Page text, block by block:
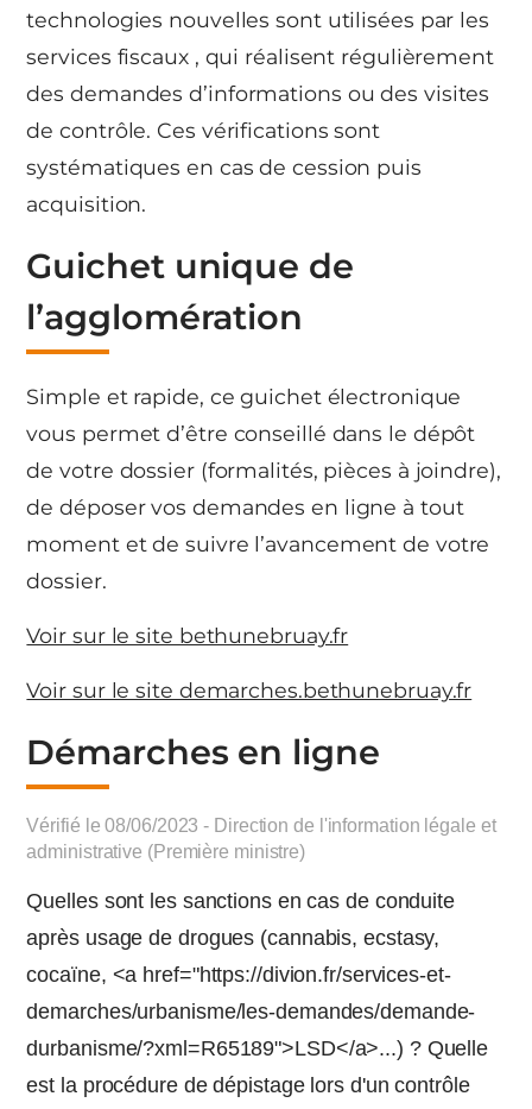
technologies nouvelles sont utilisées par les
services fiscaux , qui réalisent régulièrement
des demandes d’informations ou des visites
de contrôle. Ces vérifications sont
systématiques en cas de cession puis
acquisition.
Guichet unique de
l’agglomération
Simple et rapide, ce guichet électronique
vous permet d’être conseillé dans le dépôt
de votre dossier (formalités, pièces à joindre),
de déposer vos demandes en ligne à tout
moment et de suivre l’avancement de votre
dossier.
Voir sur le site bethunebruay.fr
Voir sur le site demarches.bethunebruay.fr
Démarches en ligne
Vérifié le 08/06/2023 - Direction de l'information légale et
administrative (Première ministre)
Quelles sont les sanctions en cas de conduite
après usage de drogues (cannabis, ecstasy,
cocaïne, <a href="https://divion.fr/services-et-
demarches/urbanisme/les-demandes/demande-
durbanisme/?xml=R65189">LSD</a>...) ? Quelle
est la procédure de dépistage lors d'un contrôle